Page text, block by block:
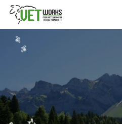
VETWorks